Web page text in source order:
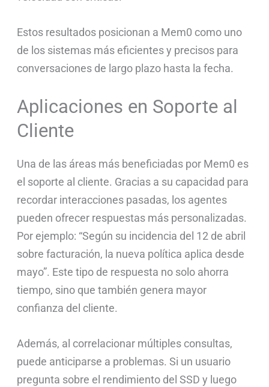
Estos resultados posicionan a Mem0 como uno
de los sistemas más eficientes y precisos para
conversaciones de largo plazo hasta la fecha.
Aplicaciones en Soporte al
Cliente
Una de las áreas más beneficiadas por Mem0 es
el soporte al cliente. Gracias a su capacidad para
recordar interacciones pasadas, los agentes
pueden ofrecer respuestas más personalizadas.
Por ejemplo: “Según su incidencia del 12 de abril
sobre facturación, la nueva política aplica desde
mayo”. Este tipo de respuesta no solo ahorra
tiempo, sino que también genera mayor
confianza del cliente.
Además, al correlacionar múltiples consultas,
puede anticiparse a problemas. Si un usuario
pregunta sobre el rendimiento del SSD y luego